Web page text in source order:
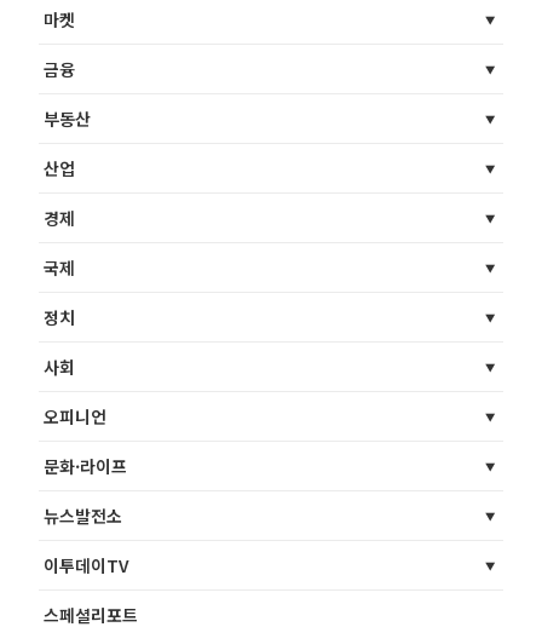
마켓
금융
부동산
산업
경제
국제
정치
사회
오피니언
문화·라이프
뉴스발전소
이투데이TV
스페셜리포트